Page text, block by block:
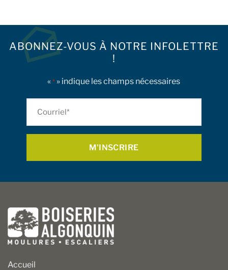
ABONNEZ-VOUS À NOTRE INFOLETTRE
!
«* » indique les champs nécessaires
Accueil